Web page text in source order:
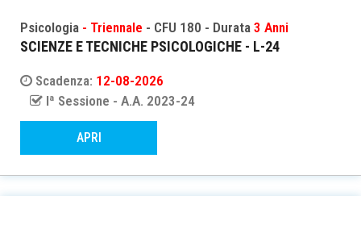
Psicologia - Triennale - CFU 180 - Durata 3 Anni
SCIENZE E TECNICHE PSICOLOGICHE - L-24
Scadenza: 12-08-2026
Iª Sessione - A.A. 2023-24
APRI